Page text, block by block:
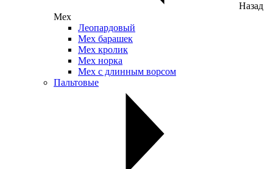
Назад
Мех
Леопардовый
Мех барашек
Мех кролик
Мех норка
Мех с длинным ворсом
Пальтовые